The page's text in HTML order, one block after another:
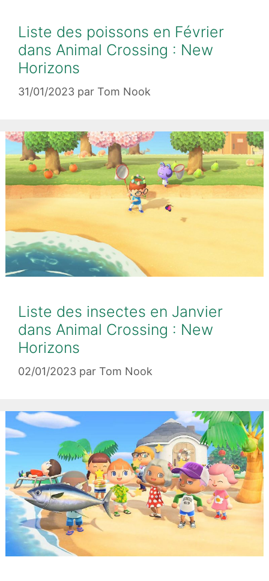
Liste des poissons en Février
dans Animal Crossing : New
Horizons
31/01/2023 par Tom Nook
Liste des insectes en Janvier
dans Animal Crossing : New
Horizons
02/01/2023 par Tom Nook